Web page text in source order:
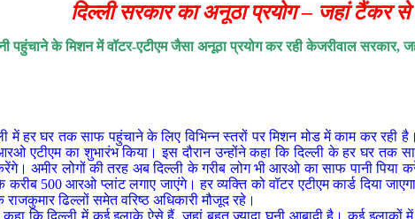
दिल्ली सरकार का अनूठा प्रयोग – जहां टैंकर से
पहुंचाने के मिशन में वॉटर-एटीएम जैसा अनूठा प्रयोग कर रही केजरीवाल सरकार,
में हर घर तक साफ पहुंचाने के लिए विभिन्न स्तरों पर मिशन मोड में काम कर
एटीएम का शुभारंभ किया। इस दौरान उन्होंने कहा कि दिल्ली के हर घर तक
अमीर लोगों की तरह अब दिल्ली के गरीब लोग भी आरओ का साफ पानी
500 आरओ प्लांट लगाए जाएंगे। हर व्यक्ति को वॉटर एटीएम कार्ड दिया
ढिल्लों समेत वरिष्ठ अधिकारी मौजूद रहे।